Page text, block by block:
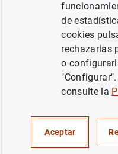
Generación
El equipo de
San Cugat del Vallès
de
cookies
rechazarlas
o
consulte la
Aceptar